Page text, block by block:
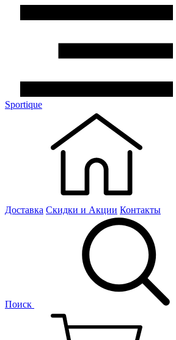
Sportique
Доставка Скидки и Акции Контакты
Поиск